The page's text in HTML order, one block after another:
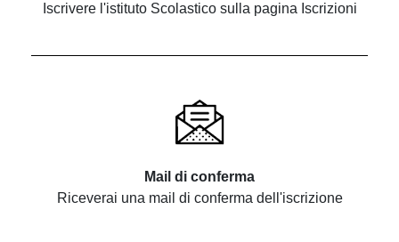
Iscrivere l'istituto Scolastico sulla pagina Iscrizioni
Mail di conferma
Riceverai una mail di conferma dell'iscrizione